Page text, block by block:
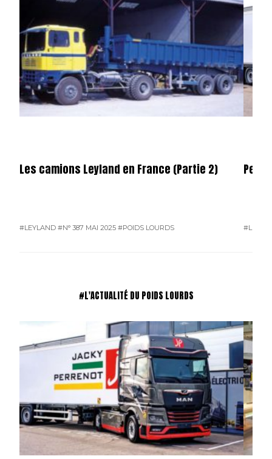
Les camions Leyland en France (Partie 2)
#LEYLAND #N° 387 MAI 2025 #POIDS LOURDS
#L'ACTUALITÉ DU POIDS LOURDS